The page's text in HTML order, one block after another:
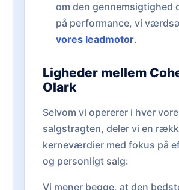
om den gennemsigtighed
på performance, vi
vores leadmotor.
Ligheder mellem
Olark
Selvom vi opererer i hver
salgstragten, deler vi en
kerneværdier med fokus på
og personligt salg:
Vi mener begge, at den